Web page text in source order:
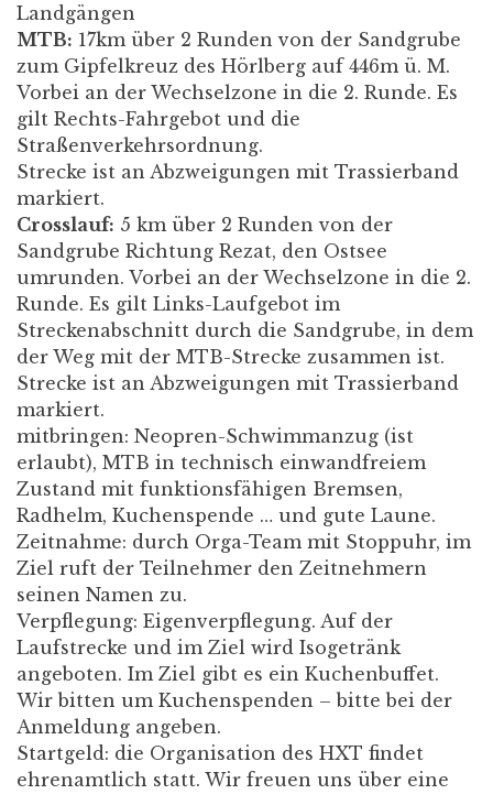
Landgängen
MTB: 17km über 2 Runden von der Sandgrube
zum Gipfelkreuz des Hörlberg auf 446m ü. M.
Vorbei an der Wechselzone in die 2. Runde. Es
gilt Rechts-Fahrgebot und die
Straßenverkehrsordnung.
Strecke ist an Abzweigungen mit Trassierband
markiert.
Crosslauf: 5 km über 2 Runden von der
Sandgrube Richtung Rezat, den Ostsee
umrunden. Vorbei an der Wechselzone in die 2.
Runde. Es gilt Links-Laufgebot im
Streckenabschnitt durch die Sandgrube, in dem
der Weg mit der MTB-Strecke zusammen ist.
Strecke ist an Abzweigungen mit Trassierband
markiert.
mitbringen: Neopren-Schwimmanzug (ist
erlaubt), MTB in technisch einwandfreiem
Zustand mit funktionsfähigen Bremsen,
Radhelm, Kuchenspende … und gute Laune.
Zeitnahme: durch Orga-Team mit Stoppuhr, im
Ziel ruft der Teilnehmer den Zeitnehmern
seinen Namen zu.
Verpflegung: Eigenverpflegung. Auf der
Laufstrecke und im Ziel wird Isogetränk
angeboten. Im Ziel gibt es ein Kuchenbuffet.
Wir bitten um Kuchenspenden – bitte bei der
Anmeldung angeben.
Startgeld: die Organisation des HXT findet
ehrenamtlich statt. Wir freuen uns über eine